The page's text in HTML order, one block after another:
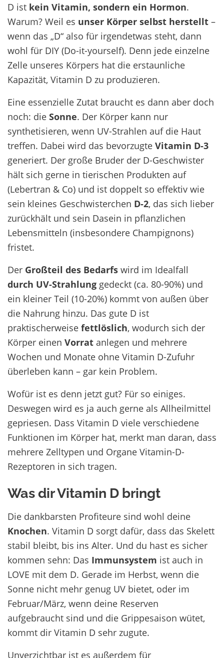
D ist kein Vitamin, sondern ein Hormon.
Warum? Weil es unser Körper selbst herstellt –
wenn das „D“ also für irgendetwas steht, dann
wohl für DIY (Do-it-yourself). Denn jede einzelne
Zelle unseres Körpers hat die erstaunliche
Kapazität, Vitamin D zu produzieren.
Eine essenzielle Zutat braucht es dann aber doch
noch: die Sonne. Der Körper kann nur
synthetisieren, wenn UV-Strahlen auf die Haut
treffen. Dabei wird das bevorzugte Vitamin D-3
generiert. Der große Bruder der D-Geschwister
hält sich gerne in tierischen Produkten auf
(Lebertran & Co) und ist doppelt so effektiv wie
sein kleines Geschwisterchen D-2, das sich lieber
zurückhält und sein Dasein in pflanzlichen
Lebensmitteln (insbesondere Champignons)
fristet.
Der Großteil des Bedarfs wird im Idealfall
durch UV-Strahlung gedeckt (ca. 80-90%) und
ein kleiner Teil (10-20%) kommt von außen über
die Nahrung hinzu. Das gute D ist
praktischerweise fettlöslich, wodurch sich der
Körper einen Vorrat anlegen und mehrere
Wochen und Monate ohne Vitamin D-Zufuhr
überleben kann – gar kein Problem.
Wofür ist es denn jetzt gut? Für so einiges.
Deswegen wird es ja auch gerne als Allheilmittel
gepriesen. Dass Vitamin D viele verschiedene
Funktionen im Körper hat, merkt man daran, dass
mehrere Zelltypen und Organe Vitamin-D-
Rezeptoren in sich tragen.
Was dir Vitamin D bringt
Die dankbarsten Profiteure sind wohl deine
Knochen. Vitamin D sorgt dafür, dass das Skelett
stabil bleibt, bis ins Alter. Und du hast es sicher
kommen sehn: Das Immunsystem ist auch in
LOVE mit dem D. Gerade im Herbst, wenn die
Sonne nicht mehr genug UV bietet, oder im
Februar/März, wenn deine Reserven
aufgebraucht sind und die Grippesaison wütet,
kommt dir Vitamin D sehr zugute.
Unverzichtbar ist es außerdem für